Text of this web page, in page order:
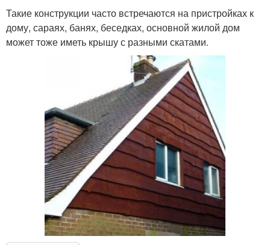
Такие конструкции часто встречаются на пристройках к
дому, сараях, банях, беседках, основной жилой дом
может тоже иметь крышу с разными скатами.